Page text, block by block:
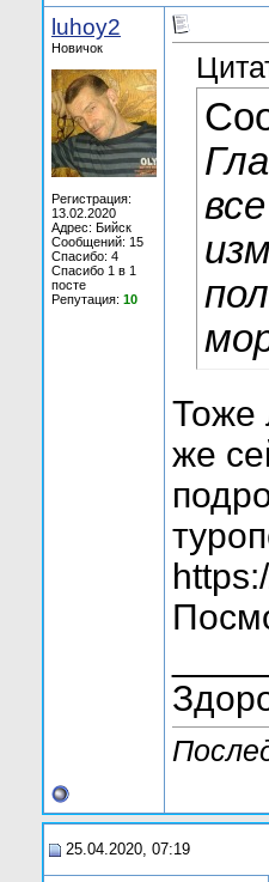
luhoy2
Новичок
Регистрация:
13.02.2020
Адрес: Бийск
Сообщений: 15
Спасибо: 4
Спасибо 1 в 1
посте
Репутация: 10
Тоже
же
25.04.2020, 07:19